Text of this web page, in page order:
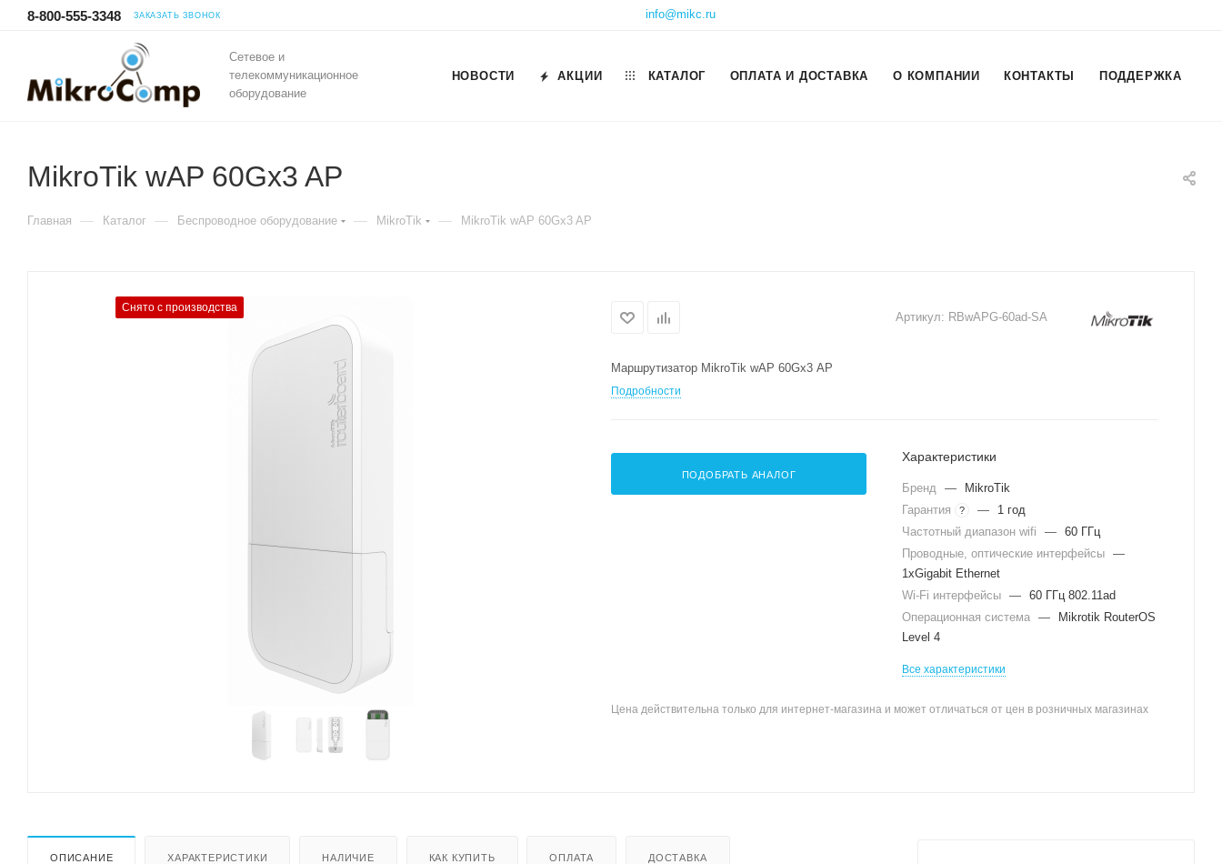
8-800-555-3348 ЗАКАЗАТЬ ЗВОНОК info@mikc.ru
Сетевое и
телекоммуникационное
оборудование
НОВОСТИ АКЦИИ КАТАЛОГ ОПЛАТА И ДОСТАВКА О КОМПАНИИ КОНТАКТЫ ПОДДЕРЖКА
MikroTik wAP 60Gx3 AP
Главная — Каталог — Беспроводное оборудование — MikroTik — MikroTik wAP 60Gx3 AP
Снято с производства
Артикул: RBwAPG-60ad-SA
Маршрутизатор MikroTik wAP 60Gx3 AP
Подробности
ПОДОБРАТЬ АНАЛОГ
Характеристики
Бренд —
MikroTik
Гарантия
? —
1 год
Частотный диапазон wifi
— 60 ГГц
Проводные, оптические интерфейсы —
1xGigabit Ethernet
Wi-Fi интерфейсы — 60 ГГц 802.11ad
Операционная система —
Mikrotik RouterOS
Level 4
Все характеристики
Цена действительна только для интернет-магазина и может отличаться от цен в розничных магазинах
ОПИСАНИЕ ХАРАКТЕРИСТИКИ НАЛИЧИЕ КАК КУПИТЬ ОПЛАТА ДОСТАВКА